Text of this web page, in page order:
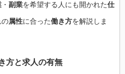
・ 副業を希望する人にも開かれた仕
の属性に合った働き方を解説しま
方と求人の有無